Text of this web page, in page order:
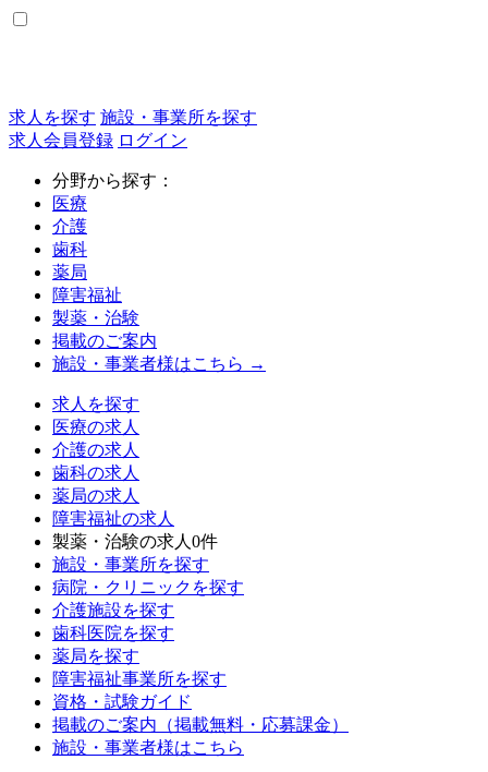
求人を探す 施設・事業所を探す
求人会員登録 ログイン
分野から探す：
医療
介護
歯科
薬局
障害福祉
製薬・治験
掲載のご案内
施設・事業者様はこちら →
求人を探す
医療の求人
介護の求人
歯科の求人
薬局の求人
障害福祉の求人
製薬・治験の求人 0件
施設・事業所を探す
病院・クリニックを探す
介護施設を探す
歯科医院を探す
薬局を探す
障害福祉事業所を探す
資格・試験ガイド
掲載のご案内（掲載無料・応募課金）
施設・事業者様はこちら